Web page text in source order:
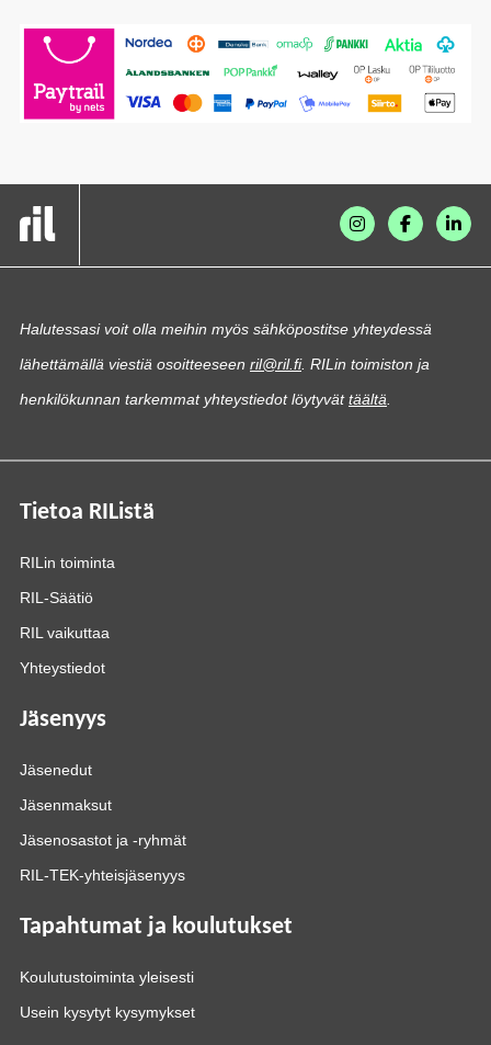
Halutessasi voit olla meihin myös sähköpostitse yhteydessä
lähettämällä viestiä osoitteeseen ril@ril.fi. RILin toimiston ja
henkilökunnan tarkemmat yhteystiedot löytyvättäältä
Tietoa RIListä
RILin toiminta
RIL-Säätiö
RIL vaikuttaa
Yhteystiedot
Jäsenyys
Jäsenedut
Jäsenmaksut
Jäsenosastot ja -ryhmät
RIL-TEK-yhteisjäsenyys
Tapahtumat ja koulutukset
Koulutustoiminta yleisesti
Usein kysytyt kysymykset